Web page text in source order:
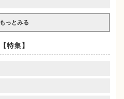
もっとみる
【特集】